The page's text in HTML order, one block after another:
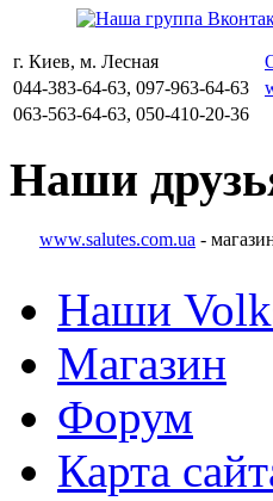
г. Киев, м. Лесная
044-383-64-63, 097-963-64-63
063-563-64-63, 050-410-20-36
Наши
www.salutes.com.ua -
Наши
Магазин
Форум
Карта